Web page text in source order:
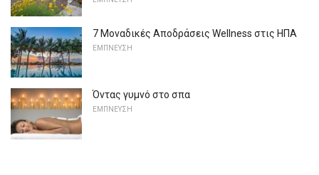
7 Μοναδικές Αποδράσεις Wellness στις ΗΠΑ
ΕΜΠΝΕΥΣΗ
Όντας γυμνό στο σπα
ΕΜΠΝΕΥΣΗ